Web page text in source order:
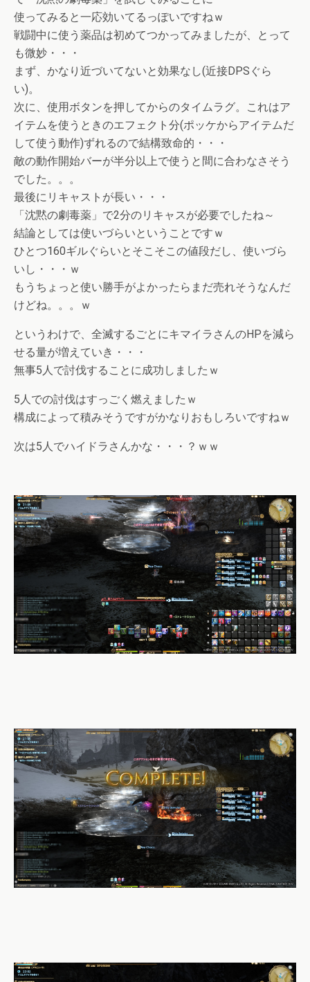
使ってみると一応効いてるっぽいですねｗ
戦闘中に使う薬品は初めてつかってみましたが、とって
も微妙・・・
まず、かなり近づいてないと効果なし(近接DPSぐら
い)。
次に、使用ボタンを押してからのタイムラグ。これはア
イテムを使うときのエフェクト分(ポッケからアイテムだ
して使う動作)ずれるので結構致命的・・・
敵の動作開始バーが半分以上で使うと間に合わなさそう
でした。。。
最後にリキャストが長い・・・
「沈黙の劇毒薬」で2分のリキャスが必要でしたね～
結論としては使いづらいということですｗ
ひとつ160ギルぐらいとそこそこの値段だし、使いづら
いし・・・ｗ
もうちょっと使い勝手がよかったらまだ売れそうなんだ
けどね。。。ｗ
というわけで、全滅するごとにキマイラさんのHPを減ら
せる量が増えていき・・・
無事5人で討伐することに成功しましたｗ
5人での討伐はすっごく燃えましたｗ
構成によって積みそうですがかなりおもしろいですねｗ
次は5人でハイドラさんかな・・・？ｗｗ